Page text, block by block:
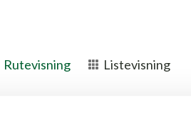
Rutevisning Listevisning